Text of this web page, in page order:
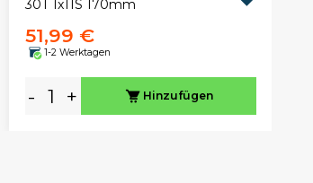
30T 1x11S 170mm
51,99 €
1-2 Werktagen
- + Hinzufügen